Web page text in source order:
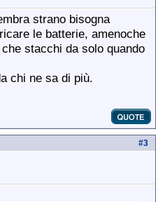
strano bisogna
le batterie, amenoche
stacchi da solo quando
chi ne sa di più.
#3